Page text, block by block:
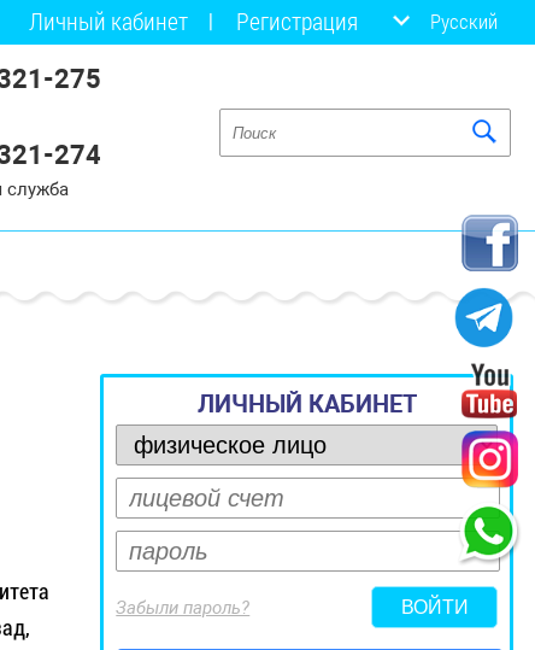
Личный кабинет Регистрация Русский
275
274
служба
ЛИЧНЫЙ КАБИНЕТ
Забыли пароль?